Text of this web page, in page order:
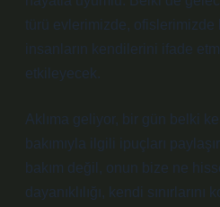
türü evlerimizde, ofislerimizde
insanların kendilerini ifade
etkileyecek.
Aklıma geliyor, bir gün belki
bakımıyla ilgili ipuçları
bakım değil, onun bize ne
dayanıklılığı, kendi